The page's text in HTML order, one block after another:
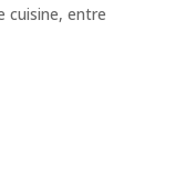
cuisine, entre